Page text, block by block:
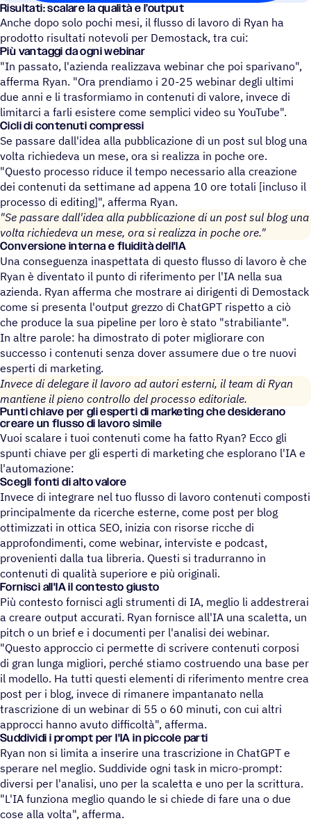
Risul­tati: scalare la qualità e l’output
Anche dopo solo pochi mesi, il flusso di lavoro di Ryan ha
prodotto risultati notevoli per Demostack, tra cui:
Più vantaggi da ogni webinar
"In passato, l'azienda realizzava webinar che poi sparivano",
afferma Ryan. "Ora prendiamo i 20-25 webinar degli ultimi
due anni e li trasformiamo in contenuti di valore, invece di
limitarci a farli esistere come semplici video su YouTube".
Cicli di contenuti compressi
Se passare dall'idea alla pubblicazione di un post sul blog una
volta richiedeva un mese, ora si realizza in poche ore.
"Questo processo riduce il tempo necessario alla creazione
dei contenuti da settimane ad appena 10 ore totali [incluso il
processo di editing]", afferma Ryan.
"Se passare dall'idea alla pubblicazione di un post sul blog una
volta richiedeva un mese, ora si realizza in poche ore."
Conversione interna e fluidità dell'IA
Una conseguenza inaspettata di questo flusso di lavoro è che
Ryan è diventato il punto di riferimento per l'IA nella sua
azienda. Ryan afferma che mostrare ai dirigenti di Demostack
come si presenta l'output grezzo di ChatGPT rispetto a ciò
che produce la sua pipeline per loro è stato "strabiliante".
In altre parole: ha dimostrato di poter migliorare con
successo i contenuti senza dover assumere due o tre nuovi
esperti di marketing.
Invece di delegare il lavoro ad autori esterni, il team di Ryan
mantiene il pieno controllo del processo editoriale.
Punti chiave per gli esperti di marke­ting che desi­de­rano
creare un flusso di lavoro simile
Vuoi scalare i tuoi contenuti come ha fatto Ryan? Ecco gli
spunti chiave per gli esperti di marketing che esplorano l'IA e
l'automazione:
Scegli fonti di alto valore
Invece di integrare nel tuo flusso di lavoro contenuti composti
principalmente da ricerche esterne, come post per blog
ottimizzati in ottica SEO, inizia con risorse ricche di
approfondimenti, come webinar, interviste e podcast,
provenienti dalla tua libreria. Questi si tradurranno in
contenuti di qualità superiore e più originali.
Fornisci all'IA il contesto giusto
Più contesto fornisci agli strumenti di IA, meglio li addestrerai
a creare output accurati. Ryan fornisce all'IA una scaletta, un
pitch o un brief e i documenti per l'analisi dei webinar.
"Questo approccio ci permette di scrivere contenuti corposi
di gran lunga migliori, perché stiamo costruendo una base per
il modello. Ha tutti questi elementi di riferimento mentre crea
post per i blog, invece di rimanere impantanato nella
trascrizione di un webinar di 55 o 60 minuti, con cui altri
approcci hanno avuto difficoltà", afferma.
Suddividi i prompt per l'IA in piccole parti
Ryan non si limita a inserire una trascrizione in ChatGPT e
sperare nel meglio. Suddivide ogni task in micro-prompt:
diversi per l'analisi, uno per la scaletta e uno per la scrittura.
"L'IA funziona meglio quando le si chiede di fare una o due
cose alla volta", afferma.